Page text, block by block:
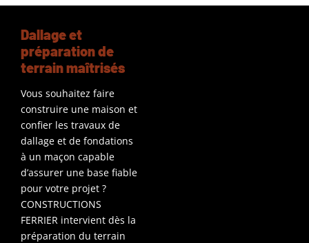
Dallage et
préparation de
terrain maîtrisés
Vous souhaitez faire
construire une maison et
confier les travaux de
dallage et de fondations
à un maçon capable
d’assurer une base fiable
pour votre projet ?
CONSTRUCTIONS
FERRIER intervient dès la
préparation du terrain